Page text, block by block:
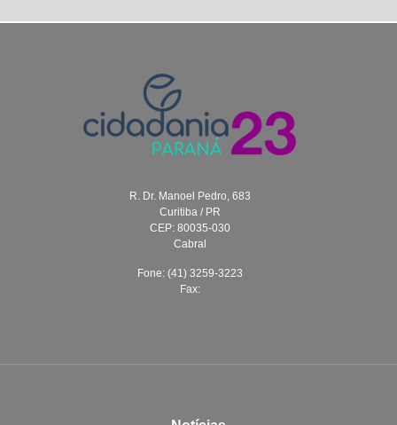
R. Dr. Manoel Pedro, 683
Curitiba / PR
CEP: 80035-030
Cabral
Fone: (41) 3259-3223
Fax: